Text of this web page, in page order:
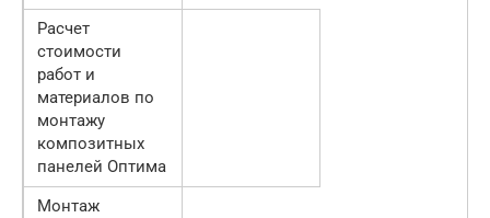
Расчет
стоимости
работ и
материалов по
монтажу
композитных
панелей Оптима
Монтаж